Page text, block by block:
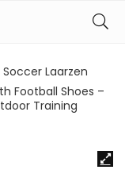
Soccer Laarzen
Football Shoes –
Training